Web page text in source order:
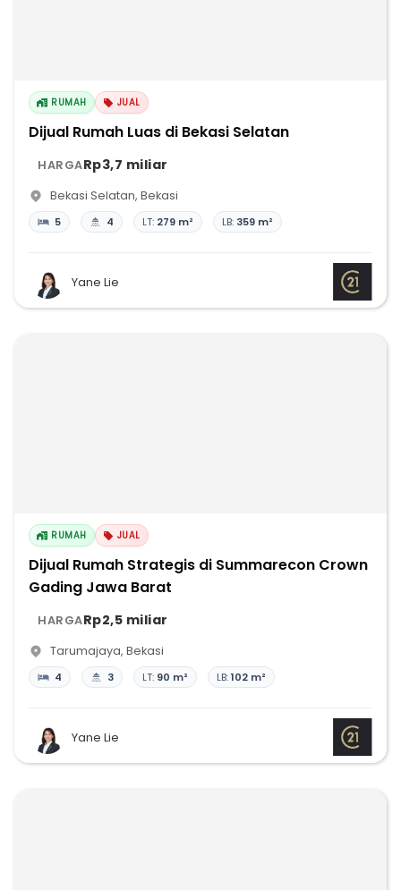
RUMAH JUAL
Dijual Rumah Luas di Bekasi Selatan
HARGARp3,7 miliar
Bekasi Selatan, Bekasi
5 4 LT: 279 m² LB: 359 m²
Yane Lie
RUMAH JUAL
Dijual Rumah Strategis di Summarecon Crown
Gading Jawa Barat
HARGARp2,5 miliar
Tarumajaya, Bekasi
4 3 LT: 90 m² LB:102 m²
Yane Lie